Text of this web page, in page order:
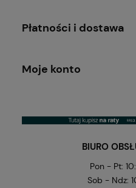
Płatności i dostawa
Moje konto
BIURO
Pon - Pt:
Sob - Ndz: